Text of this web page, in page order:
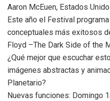
Aaron McEuen, Estados
Este año el Festival
conceptuales más exitosos
Floyd –The Dark Side of the
¿Qué mejor que escuchar
imágenes abstractas y
Planetario?
Nuevas funciones: Domingo